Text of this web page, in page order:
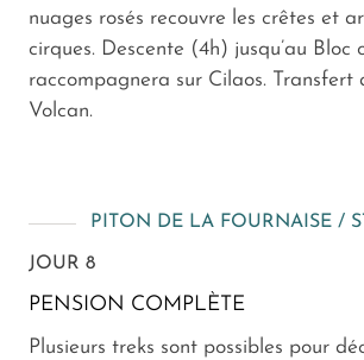
nuages rosés recouvre les crêtes et
cirques. Descente (4h) jusqu’au Bloc
raccompagnera sur Cilaos. Transfert
Volcan.
PITON DE LA FOURNAISE /
JOUR 8
PENSION COMPLÈTE
Plusieurs treks sont possibles pour